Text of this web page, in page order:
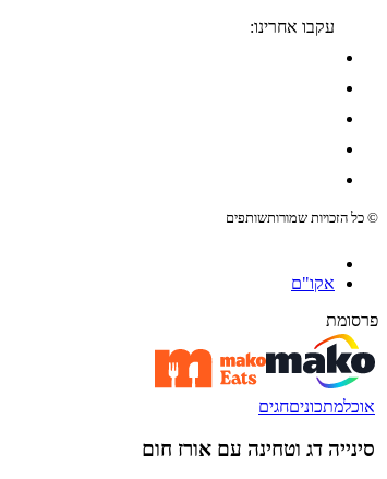
עקבו אחרינו:
© כל הזכויות שמורותשותפים
אקו"ם
פרסומת
אוכלמתכוניםחגים
סינייה דג וטחינה עם אורז חום